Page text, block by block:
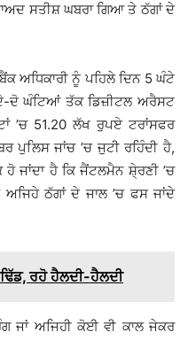
ਸਤੀਸ਼ ਘਬਰਾ ਗਿਆ ਤੇ ਠੱਗਾਂ ਦੇ
ਅਧਿਕਾਰੀ ਨੂੰ ਪਹਿਲੇ ਦਿਨ 5 ਘੰਟੇ
ਦੋ ਘੰਟਿਆਂ ਤੱਕ ਡਿਜ਼ੀਟਲ ਅਰੈਸਟ
51.20 ਲੱਖ ਰੁਪਏ ਟਰਾਂਸਫਰ
ਪੁਲਿਸ ਜਾਂਚ ’ਚ ਜੁਟੀ ਰਹਿੰਦੀ ਹੈ,
ਜਾਂਦਾ ਹੈ ਕਿ ਜੈਂਟਲਮੈਨ ਸ਼ੇ੍ਰਣੀ ’ਚ
ਠੱਗਾਂ ਦੇ ਜਾਲ ’ਚ ਫਸ ਜਾਂਦੇ
ਰਹੋ ਹੈਲਦੀ-ਹੈਲਦੀ
ਜਾਂ ਅਜਿਹੀ ਕੋਈ ਵੀ ਕਾਲ ਜੇਕਰ